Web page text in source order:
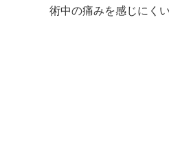
術中の痛みを感じにく